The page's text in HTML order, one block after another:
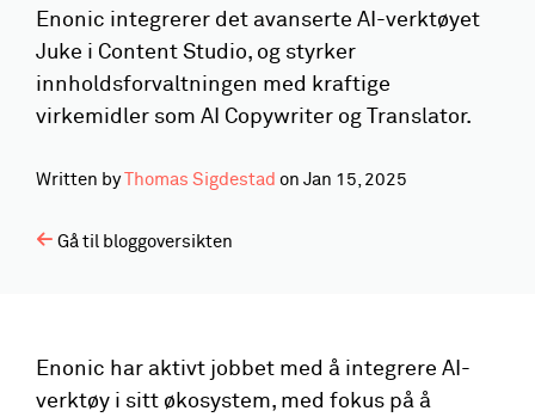
Enonic integrerer det avanserte AI-verktøyet
Juke i Content Studio, og styrker
innholdsforvaltningen med kraftige
virkemidler som AI Copywriter og Translator.
Written by Thomas Sigdestad on Jan 15, 2025
Gå til bloggoversikten
Enonic har aktivt jobbet med å integrere AI-
verktøy i sitt økosystem, med fokus på å